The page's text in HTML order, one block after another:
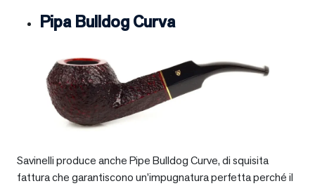
Pipa Bulldog Curva
Savinelli produce anche Pipe Bulldog Curve, di squisita
fattura che garantiscono un’impugnatura perfetta perché il